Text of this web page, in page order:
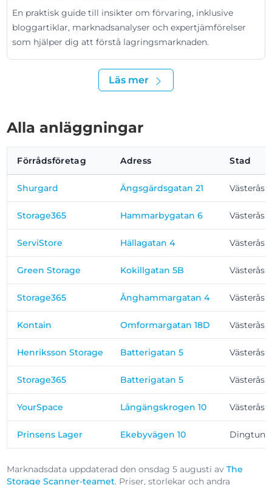
En praktisk guide till insikter om förvaring, inklusive
bloggartiklar, marknadsanalyser och expertjämförelser
som hjälper dig att förstå lagringsmarknaden.
Läs mer
Alla anläggningar
Förrådsföretag Adress Stad
Shurgard Ängsgärdsgatan 21 Västerås
Storage365 Hammarbygatan 6 Västerås
ServiStore Hällagatan 4 Västerås
Green Storage Kokillgatan 5B Västerås
Storage365 Ånghammargatan 4 Västerås
Kontain Omformargatan 18D Västerås
Henriksson Storage Batterigatan 5 Västerås
Storage365 Batterigatan 5 Västerås
YourSpace Långängskrogen 10 Västerås
Prinsens Lager Ekebyvägen 10 Dingtuna
Marknadsdata uppdaterad den onsdag 5 augusti avThe
Storage Scanner-teamet. Priser, storlekar och andra